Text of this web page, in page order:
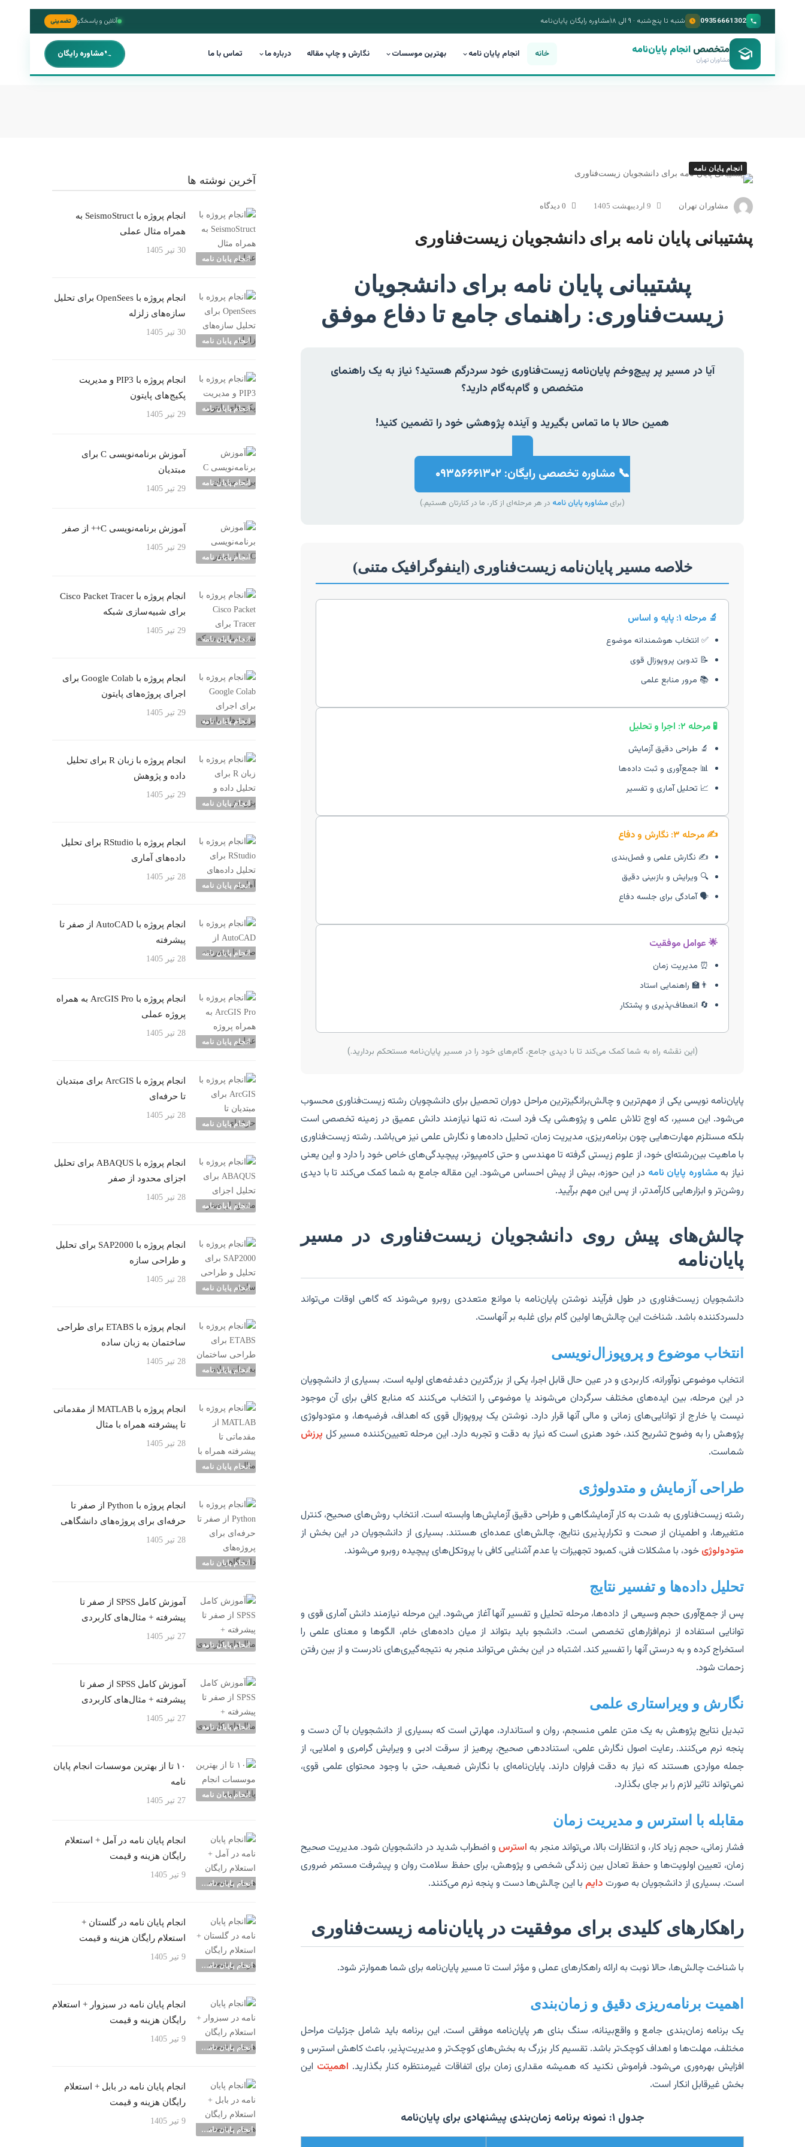
09356661302 شنبه تا پنج‌شنبه · ۹ الی ۱۸ مشاوره رایگان پایان‌نامه آنلاین و پاسخگو تضمینی
متخصص انجام پایان‌نامه
مشاوران تهران خانه انجام پایان نامه بهترین موسسات نگارش و چاپ مقاله درباره ما تماس با ما مشاوره رایگان
انجام پایان نامه
مشاوران تهران 9 اردیبهشت 1405 0 دیدگاه
پشتیبانی پایان نامه برای دانشجویان زیست‌فناوری
پشتیبانی پایان نامه برای دانشجویان
زیست‌فناوری: راهنمای جامع تا دفاع موفق
آیا در مسیر پر پیچ‌وخم پایان‌نامه زیست‌فناوری خود سردرگم هستید؟ نیاز به یک راهنمای
متخصص و گام‌به‌گام دارید؟
همین حالا با ما تماس بگیرید و آینده پژوهشی خود را تضمین کنید!
📞 مشاوره تخصصی رایگان: ۰۹۳۵۶۶۶۱۳۰۲
(برای مشاوره پایان نامه در هر مرحله‌ای از کار، ما در کنارتان هستیم.)
خلاصه مسیر پایان‌نامه زیست‌فناوری (اینفوگرافیک متنی)
🔬 مرحله ۱: پایه و اساس
✅ انتخاب هوشمندانه موضوع
📝 تدوین پروپوزال قوی
📚 مرور منابع علمی
🧪 مرحله ۲: اجرا و تحلیل
🔬 طراحی دقیق آزمایش
📊 جمع‌آوری و ثبت داده‌ها
📈 تحلیل آماری و تفسیر
✍️ مرحله ۳: نگارش و دفاع
✍️ نگارش علمی و فصل‌بندی
🔍 ویرایش و بازبینی دقیق
🗣️ آمادگی برای جلسه دفاع
🌟 عوامل موفقیت
⏰ مدیریت زمان
👨‍🏫 راهنمایی استاد
🔄 انعطاف‌پذیری و پشتکار
(این نقشه راه به شما کمک می‌کند تا با دیدی جامع، گام‌های خود را در مسیر پایان‌نامه مستحکم بردارید.)
پایان‌نامه نویسی یکی از مهم‌ترین و چالش‌برانگیزترین مراحل دوران تحصیل برای دانشچویان رشته زیست‌فناوری محسوب
می‌شود. این مسیر، که اوج تلاش علمی و پژوهشی یک فرد است، نه تنها نیازمند دانش عمیق در زمینه تخصصی است
بلکه مستلزم مهارت‌هایی چون برنامه‌ریزی، مدیریت زمان، تحلیل داده‌ها و نگارش علمی نیز می‌باشد. رشته زیست‌فناوری
با ماهیت بین‌رشته‌ای خود، از علوم زیستی گرفته تا مهندسی و حتی کامپیوتر، پیچیدگی‌های خاص خود را دارد و این یعنی
نیاز بهمشاوره پایان نامه در این حوزه، بیش از پیش احساس می‌شود. این مقاله جامع به شما کمک می‌کند تا با دیدی
روشن‌تر و ابزارهایی کارآمدتر، از پس این مهم برآیید.
چالش‌های پیش روی دانشجویان زیست‌فناوری در مسیر
پایان‌نامه
دانشجویان زیست‌فناوری در طول فرآیند نوشتن پایان‌نامه با موانع متعددی روبرو می‌شوند که گاهی اوقات می‌تواند
دلسردکننده باشد. شناخت این چالش‌ها اولین گام برای غلبه بر آنهاست.
انتخاب موضوع و پروپوزال‌نویسی
انتخاب موضوعی نوآورانه، کاربردی و در عین حال قابل اجرا، یکی از بزرگترین دغدغه‌های اولیه است. بسیاری از دانشچویان
در این مرحله، بین ایده‌های مختلف سرگردان می‌شوند یا موضوعی را انتخاب می‌کنند که منابع کافی برای آن موجود
نیست یا خارج از توانایی‌های زمانی و مالی آنها قرار دارد. نوشتن یک پروپوزال قوی که اهداف، فرضیه‌ها، و متودولوژی
پژوهش را به وضوح تشریح کند، خود هنری است که نیاز به دقت و تجربه دارد. این مرحله تعیین‌کننده مسیر کل پرزش
شماست.
طراحی آزمایش و متدولوژی
رشته زیست‌فناوری به شدت به کار آزمایشگاهی و طراحی دقیق آزمایش‌ها وابسته است. انتخاب روش‌های صحیح، کنترل
متغیرها، و اطمینان از صحت و تکرارپذیری نتایج، چالش‌های عمده‌ای هستند. بسیاری از دانشجویان در این بخش از
متودولوژیخود، با مشکلات فنی، کمبود تجهیزات یا عدم آشنایی کافی با پروتکل‌های پیچیده روبرو می‌شوند.
تحلیل داده‌ها و تفسیر نتایج
پس از جمع‌آوری حجم وسیعی از داده‌ها، مرحله تحلیل و تفسیر آنها آغاز می‌شود. این مرحله نیازمند دانش آماری قوی و
توانایی استفاده از نرم‌افزارهای تخصصی است. دانشجو باید بتواند از میان داده‌های خام، الگوها و معنای علمی را
استخراج کرده و به درستی آنها را تفسیر کند. اشتباه در این بخش می‌تواند منجر به نتیجه‌گیری‌های نادرست و از بین رفتن
زحمات شود.
نگارش و ویراستاری علمی
تبدیل نتایج پژوهش به یک متن علمی منسجم، روان و استاندارد، مهارتی است که بسیاری از دانشجویان با آن دست و
پنجه نرم می‌کنند. رعایت اصول نگارش علمی، استناددهی صحیح، پرهیز از سرقت ادبی و ویرایش گرامری و املایی، از
جمله مواردی هستند که نیاز به دقت فراوان دارند. پایان‌نامه‌ای با نگارش ضعیف، حتی با وجود محتوای علمی قوی،
نمی‌تواند تاثیر لازم را بر جای بگذارد.
مقابله با استرس و مدیریت زمان
فشار زمانی، حجم زیاد کار، و انتظارات بالا، می‌تواند منجر بهاسترس و اضطراب شدید در دانشجویان شود. مدیریت صحیح
زمان، تعیین اولویت‌ها و حفظ تعادل بین زندگی شخصی و پژوهش، برای حفظ سلامت روان و پیشرفت مستمر ضروری
است. بسیاری از دانشجویان به صورتدایم با این چالش‌ها دست و پنجه نرم می‌کنند.
راهکارهای کلیدی برای موفقیت در پایان‌نامه زیست‌فناوری
با شناخت چالش‌ها، حالا نوبت به ارائه راهکارهای عملی و مؤثر است تا مسیر پایان‌نامه برای شما هموارتر شود.
اهمیت برنامه‌ریزی دقیق و زمان‌بندی
یک برنامه زمان‌بندی جامع و واقع‌بینانه، سنگ بنای هر پایان‌نامه موفقی است. این برنامه باید شامل جزئیات مراحل
مختلف، مهلت‌ها و اهداف کوچک‌تر باشد. تقسیم کار بزرگ به بخش‌های کوچک‌تر و مدیریت‌پذیر، باعث کاهش استرس و
افزایش بهره‌وری می‌شود. فراموش نکنید که همیشه مقداری زمان برای اتفاقات غیرمنتظره کنار بگذارید. اهمیتت این
بخش غیرقابل انکار است.
جدول ۱: نمونه برنامه زمان‌بندی پیشنهادی برای پایان‌نامه
آخرین نوشته ها
انجام پایان نامه
انجام پروژه با SeismoStruct به
همراه مثال عملی
30 تیر 1405
انجام پایان نامه
انجام پروژه با OpenSees برای تحلیل
سازه‌های زلزله
30 تیر 1405
انجام پایان نامه
انجام پروژه با PIP3 و مدیریت
پکیج‌های پایتون
29 تیر 1405
انجام پایان نامه
آموزش برنامه‌نویسی C برای
مبتدیان
29 تیر 1405
انجام پایان نامه
آموزش برنامه‌نویسی C++ از صفر
29 تیر 1405
انجام پایان نامه
انجام پروژه با Cisco Packet Tracer
برای شبیه‌سازی شبکه
29 تیر 1405
انجام پایان نامه
انجام پروژه با Google Colab برای
اجرای پروژه‌های پایتون
29 تیر 1405
انجام پایان نامه
انجام پروژه با زبان R برای تحلیل
داده و پژوهش
29 تیر 1405
انجام پایان نامه
انجام پروژه با RStudio برای تحلیل
داده‌های آماری
28 تیر 1405
انجام پایان نامه
انجام پروژه با AutoCAD از صفر تا
پیشرفته
28 تیر 1405
انجام پایان نامه
انجام پروژه با ArcGIS Pro به همراه
پروژه عملی
28 تیر 1405
انجام پایان نامه
انجام پروژه با ArcGIS برای مبتدیان
تا حرفه‌ای
28 تیر 1405
انجام پایان نامه
انجام پروژه با ABAQUS برای تحلیل
اجزای محدود از صفر
28 تیر 1405
انجام پایان نامه
انجام پروژه با SAP2000 برای تحلیل
و طراحی سازه
28 تیر 1405
انجام پایان نامه
انجام پروژه با ETABS برای طراحی
ساختمان به زبان ساده
28 تیر 1405
انجام پایان نامه
انجام پروژه با MATLAB از مقدماتی
تا پیشرفته همراه با مثال
28 تیر 1405
انجام پایان نامه
انجام پروژه با Python از صفر تا
حرفه‌ای برای پروژه‌های دانشگاهی
28 تیر 1405
انجام پایان نامه
آموزش کامل SPSS از صفر تا
پیشرفته + مثال‌های کاربردی
27 تیر 1405
انجام پایان نامه
آموزش کامل SPSS از صفر تا
پیشرفته + مثال‌های کاربردی
27 تیر 1405
انجام پایان نامه
۱۰ تا از بهترین موسسات انجام پایان
نامه
27 تیر 1405
انجام پایان نامه شهرها
انجام پایان نامه در آمل + استعلام
رایگان هزینه و قیمت
9 تیر 1405
انجام پایان نامه شهرها
انجام پایان نامه در گلستان +
استعلام رایگان هزینه و قیمت
9 تیر 1405
انجام پایان نامه شهرها
انجام پایان نامه در سبزوار + استعلام
رایگان هزینه و قیمت
9 تیر 1405
انجام پایان نامه شهرها
انجام پایان نامه در بابل + استعلام
رایگان هزینه و قیمت
9 تیر 1405